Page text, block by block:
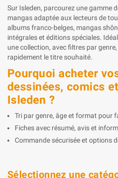
Sur Isleden, parcourez une gamme
mangas adaptée aux lecteurs de
albums franco-belges, mangas
intégrales et éditions spéciales.
une collection, avec filtres par
rapidement le titre souhaité.
Pourquoi acheter
dessinées, comics
Isleden ?
Tri par genre, âge et format pour
Fiches avec résumé, avis et
Commande sécurisée et options
Sélectionnez une